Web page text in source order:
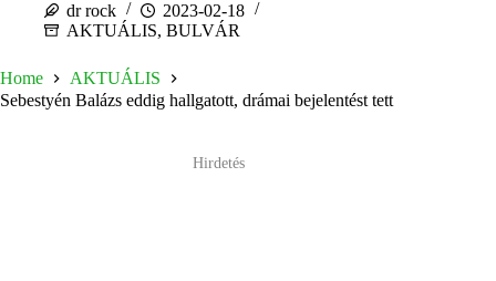
dr rock
2023-02-18
AKTUÁLIS, BULVÁR
Home
AKTUÁLIS
Sebestyén Balázs eddig hallgatott, drámai bejelentést tett
Hirdetés